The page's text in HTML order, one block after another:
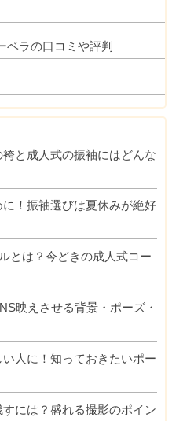
ベラの口コミや評判
と成人式の振袖にはどんな
！振袖選びは夏休みが絶好
とは？今どきの成人式コー
映えさせる背景・ポーズ・
人に！知っておきたいポー
には？盛れる撮影のポイン